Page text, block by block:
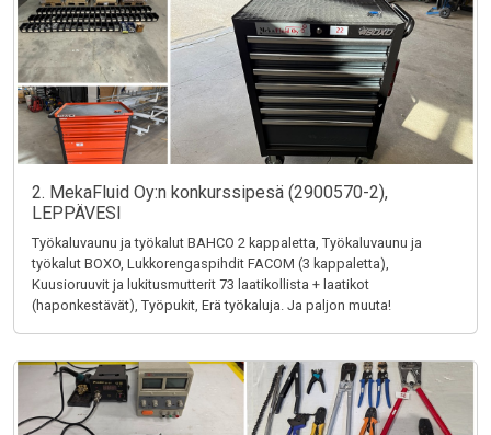
2. MekaFluid Oy:n konkurssipesä (2900570-2),
LEPPÄVESI
Työkaluvaunu ja työkalut BAHCO 2 kappaletta, Työkaluvaunu ja
työkalut BOXO, Lukkorengaspihdit FACOM (3 kappaletta),
Kuusioruuvit ja lukitusmutterit 73 laatikollista + laatikot
(haponkestävät), Työpukit, Erä työkaluja. Ja paljon muuta!